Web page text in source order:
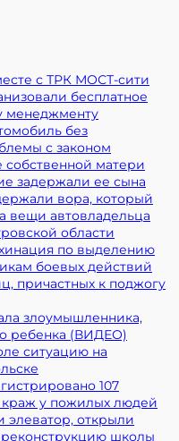
с ТРК МОСТ-сити
бесплатное
менеджменту
без
с законом
матери
задержали ее сына
вора, который
вещи автовладельца
области
по выделению
боевых действий
причастных к поджогу
злоумышленника,
ребенка (ВИДЕО)
ситуацию на
107
краж у пожилых людей
элеватор, открыли
школы